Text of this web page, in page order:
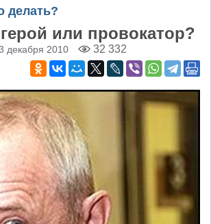
делать?
или провокатор?
декабря 2010 32 332